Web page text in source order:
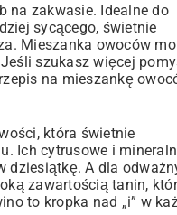
na zakwasie. Idealne do
sycącego, świetnie
Mieszanka owoców
szukasz więcej
na mieszankę
która świetnie
Ich cytrusowe i
dziesiątkę. A dla
zawartością tanin,
to kropka nad „i” w